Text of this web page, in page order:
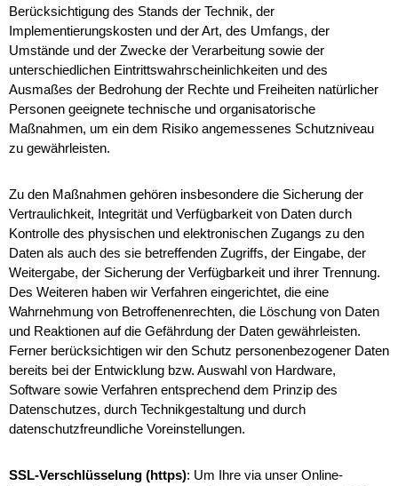
Berücksichtigung des Stands der Technik, der
Implementierungskosten und der Art, des Umfangs, der
Umstände und der Zwecke der Verarbeitung sowie der
unterschiedlichen Eintrittswahrscheinlichkeiten und des
Ausmaßes der Bedrohung der Rechte und Freiheiten natürlicher
Personen geeignete technische und organisatorische
Maßnahmen, um ein dem Risiko angemessenes Schutzniveau
zu gewährleisten.
Zu den Maßnahmen gehören insbesondere die Sicherung der
Vertraulichkeit, Integrität und Verfügbarkeit von Daten durch
Kontrolle des physischen und elektronischen Zugangs zu den
Daten als auch des sie betreffenden Zugriffs, der Eingabe, der
Weitergabe, der Sicherung der Verfügbarkeit und ihrer Trennung.
Des Weiteren haben wir Verfahren eingerichtet, die eine
Wahrnehmung von Betroffenenrechten, die Löschung von Daten
und Reaktionen auf die Gefährdung der Daten gewährleisten.
Ferner berücksichtigen wir den Schutz personenbezogener Daten
bereits bei der Entwicklung bzw. Auswahl von Hardware,
Software sowie Verfahren entsprechend dem Prinzip des
Datenschutzes, durch Technikgestaltung und durch
datenschutzfreundliche Voreinstellungen.
SSL-Verschlüsselung (https): Um Ihre via unser Online-